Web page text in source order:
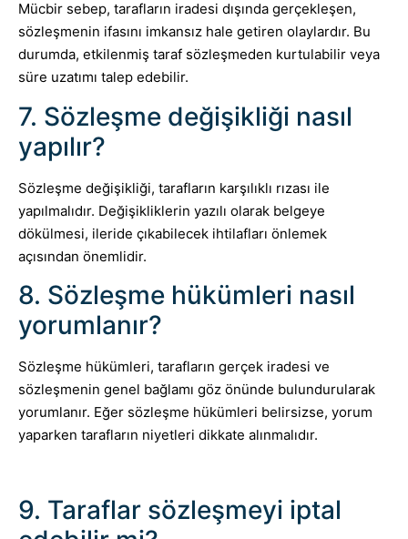
Mücbir sebep, tarafların iradesi dışında gerçekleşen,
sözleşmenin ifasını imkansız hale getiren olaylardır. Bu
durumda, etkilenmiş taraf sözleşmeden kurtulabilir veya
süre uzatımı talep edebilir.
7. Sözleşme değişikliği nasıl
yapılır?
Sözleşme değişikliği, tarafların karşılıklı rızası ile
yapılmalıdır. Değişikliklerin yazılı olarak belgeye
dökülmesi, ileride çıkabilecek ihtilafları önlemek
açısından önemlidir.
8. Sözleşme hükümleri nasıl
yorumlanır?
Sözleşme hükümleri, tarafların gerçek iradesi ve
sözleşmenin genel bağlamı göz önünde bulundurularak
yorumlanır. Eğer sözleşme hükümleri belirsizse, yorum
yaparken tarafların niyetleri dikkate alınmalıdır.
9. Taraflar sözleşmeyi iptal